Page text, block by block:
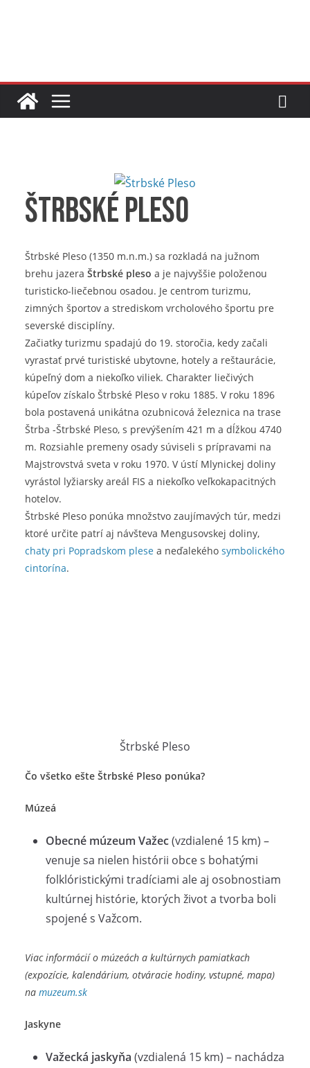
Štrbské Pleso
Štrbské Pleso (1350 m.n.m.) sa rozkladá na južnom
brehu jazera Štrbské pleso a je najvyššie položenou
turisticko-liečebnou osadou. Je centrom turizmu,
zimných športov a strediskom vrcholového športu pre
severské disciplíny.
Začiatky turizmu spadajú do 19. storočia, kedy začali
vyrastať prvé turistiské ubytovne, hotely a reštaurácie,
kúpeľný dom a niekoľko viliek. Charakter liečivých
kúpeľov získalo Štrbské Pleso v roku 1885. V roku 1896
bola postavená unikátna ozubnicová železnica na trase
Štrba -Štrbské Pleso, s prevýšením 421 m a dĺžkou 4740
m. Rozsiahle premeny osady súviseli s prípravami na
Majstrovstvá sveta v roku 1970. V ústí Mlynickej doliny
vyrástol lyžiarsky areál FIS a niekoľko veľkokapacitných
hotelov.
Štrbské Pleso ponúka množstvo zaujímavých túr, medzi
ktoré určite patrí aj návšteva Mengusovskej doliny,
chaty pri Popradskom plese a neďalekého symbolického
cintorína.
Štrbské Pleso
Čo všetko ešte Štrbské Pleso ponúka?
Múzeá
Obecné múzeum Važec(vzdialené 15 km) –
venuje sa nielen histórii obce s bohatými
folklóristickými tradíciami ale aj osobnostiam
kultúrnej histórie, ktorých život a tvorba boli
spojené s Važcom.
Viac informácií o múzeách a kultúrnych pamiatkach
(expozície, kalendárium, otváracie hodiny, vstupné, mapa)
na muzeum.sk
Jaskyne
Važecká jaskyňa (vzdialená 15 km) – nachádza